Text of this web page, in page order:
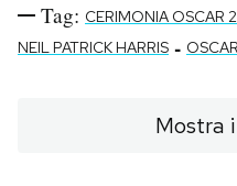
Tag: CERIMONIA OSCAR
NEIL PATRICK HARRIS -
Mostra